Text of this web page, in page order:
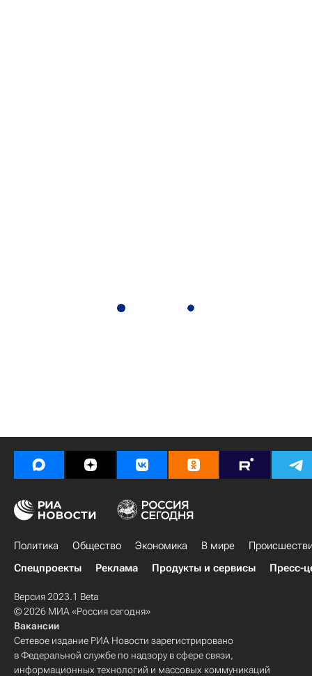
Политика Общество Экономика В мире
Спецпроекты
Реклама Продукты и сервисы Пресс-
Версия 2023.1 Beta
© 2026 МИА «Россия сегодня»
Вакансии
Сетевое издание РИА Новости зарегистрировано
в Федеральной службе по надзору в сфере связи,
информационных технологий и массовых коммуникаций